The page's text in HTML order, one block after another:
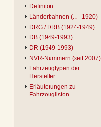
Definiton
Länderbahnen (... - 1920)
DRG / DRB (1924-1949)
DB (1949-1993)
DR (1949-1993)
NVR-Nummern (seit 2007)
Fahrzeugtypen der
Hersteller
Erläuterungen zu
Fahrzeuglisten